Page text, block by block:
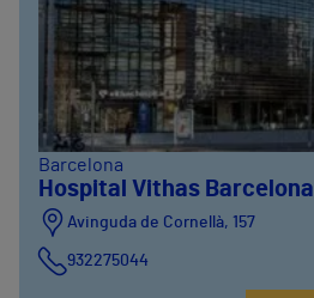
Barcelona
Hospital Vithas Barcelona
Avinguda de Cornellà, 157
932275044